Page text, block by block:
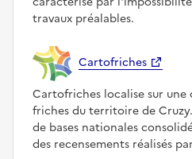
travaux préalables.
Cartofriches
Cartofriches localise sur
friches du territoire de
de bases nationales
des recensements réalisés